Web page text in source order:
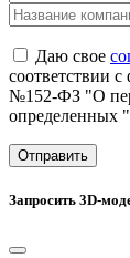
Даю свое
соответствии
№152-ФЗ "О
определенных "
Отправить
Запросить 3D-